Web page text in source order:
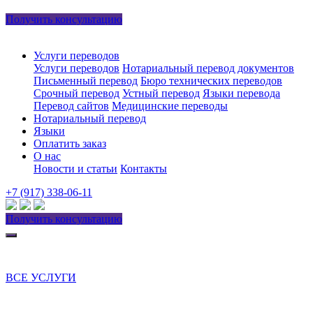
Получить консультацию
Услуги переводов
Услуги переводов Нотариальный перевод документов
Письменный перевод Бюро технических переводов
Срочный перевод Устный перевод Языки перевода
Перевод сайтов Медицинские переводы
Нотариальный перевод
Языки
Оплатить заказ
О нас
Новости и статьи Контакты
+7 (917) 338-06-11
Получить консультацию
ВСЕ УСЛУГИ